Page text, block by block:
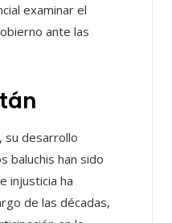
examinar el
ante las
su desarrollo
baluchis han sido
injusticia ha
de las décadas,